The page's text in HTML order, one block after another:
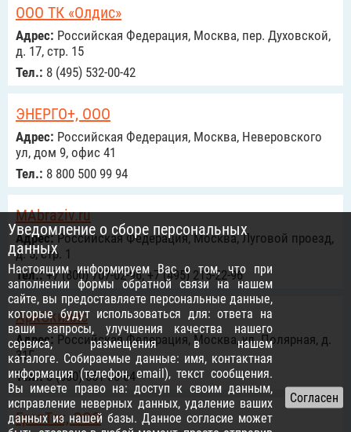
ООО ТК «Олдис»
Адрес: Российcкая Федерация, Москва, пер. Духовской,
д. 17, стр. 15
Тел.: 8 (495) 532-00-42
ЭНЕРГО+, ООО
Адрес: Российcкая Федерация, Москва, Неверовского
ул, дом 9, офис 41
Тел.: 8 800 500 99 94
MAbraziv.ru
Адрес:Российcкая Федерация, Москва, Луговой проезд,
д. 5, стр. 1
Тел.:+7 (800) 707-02-96, +7 (495) 215-22-96
АркСкиллс
Адрес: Российcкая Федерация, Москва, ул. Полярная, д.
31Г
Тел.:8 (800) 551-38-64
ГратТех, ООО
Уведомление о сборе персональных
данных
Настоящим информируем Вас о том, что при
заполнении формы обратной связи на нашем
сайте, вы предоставляете персональные данные,
которые будут использоваться для: ответа на
ваши запросы, улучшения качества нашего
сервиса, размещения в нашем
каталоге. Собираемые данные: имя, контактная
информация (телефон, email), текст сообщения.
Вы имеете право на: доступ к своим данным,
исправление неверных данных, удаление ваших
данных из нашей базы. Данное согласие может